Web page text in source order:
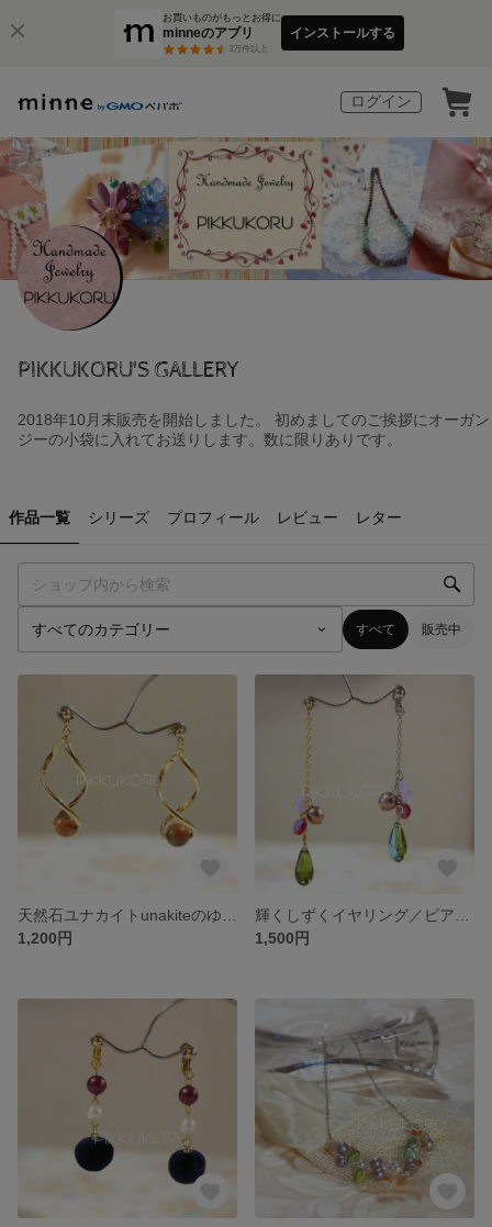
お買いものがもっとお得に
minneのアプリ
3万件以上
インストールする
ログイン
PIKKUKORU'S GALLERY
2018年10月末販売を開始しました。 初めましてのご挨拶にオーガン
ジーの小袋に入れてお送りします。数に限りありです。
作品一覧 シリーズ プロフィール レビュー レター
すべて 販売中
1,200円
1,500円